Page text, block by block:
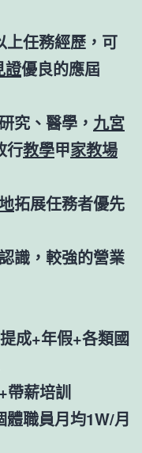
上任務經歷，可
證優良的應屆
究、醫學， 九宮
行教學甲家教場
拓展任務者優先
識，較強的營業
成+年假+各類國
帶薪培訓
職員月均1W/月